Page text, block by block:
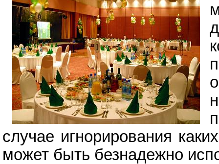
случае игнорирования
может быть безнадежно